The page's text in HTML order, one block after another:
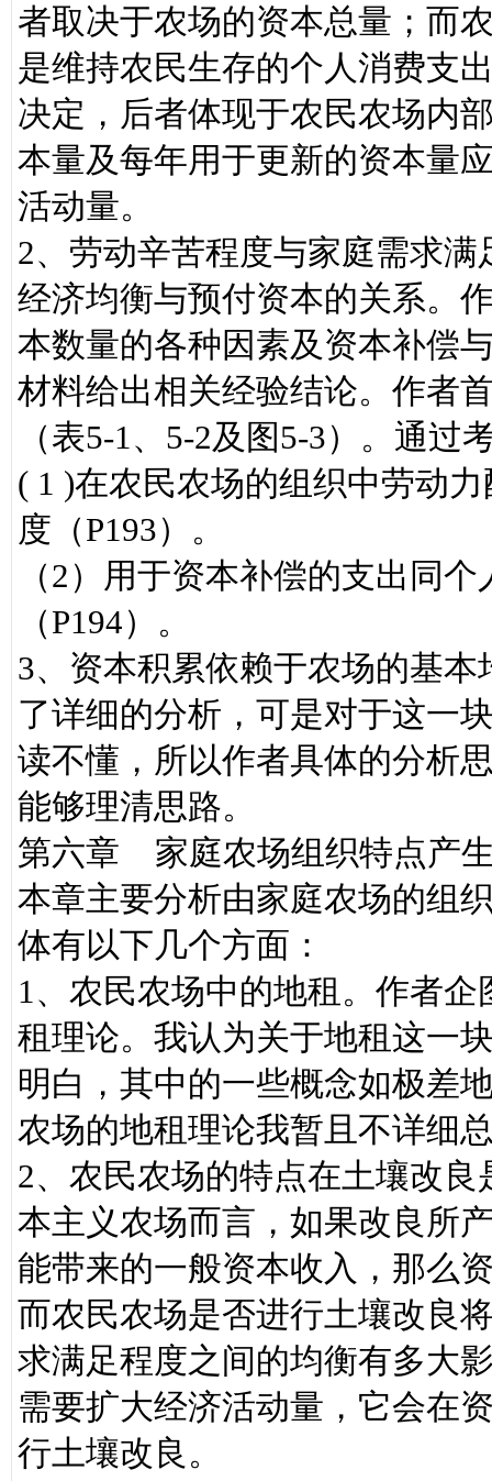
者取决于农场的资本总量；而
是维持农民生存的个人消费支
决定，后者体现于农民农场内
本量及每年用于更新的资本量
活动量。
2、劳动辛苦程度与家庭需求
经济均衡与预付资本的关系。
本数量的各种因素及资本补偿
材料给出相关经验结论。作者
（表5-1、5-2及图5-3）。通过
( 1 )在农民农场的组织中劳动
度（P193）。
（2）用于资本补偿的支出同
（P194）。
3、资本积累依赖于农场的基
了详细的分析，可是对于这一
读不懂，所以作者具体的分析
能够理清思路。
第六章 家庭农场组织特点产
本章主要分析由家庭农场的组
体有以下几个方面：
1、农民农场中的地租。作者
租理论。我认为关于地租这一
明白，其中的一些概念如极差
农场的地租理论我暂且不详细
2、农民农场的特点在土壤改
本主义农场而言，如果改良所
能带来的一般资本收入，那么
而农民农场是否进行土壤改良
求满足程度之间的均衡有多大
需要扩大经济活动量，它会在
行土壤改良。